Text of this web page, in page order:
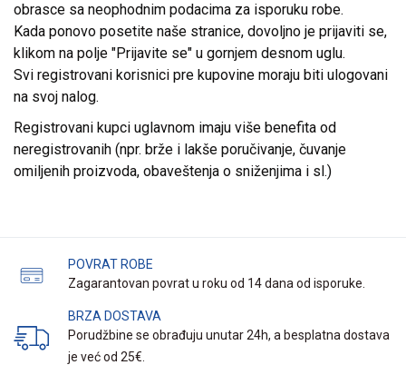
obrasce sa neophodnim podacima za isporuku robe.
Kada ponovo posetite naše stranice, dovoljno je prijaviti se,
klikom na polje "Prijavite se" u gornjem desnom uglu.
Svi registrovani korisnici pre kupovine moraju biti ulogovani
na svoj nalog.
Registrovani kupci uglavnom imaju više benefita od
neregistrovanih (npr. brže i lakše poručivanje, čuvanje
omiljenih proizvoda, obaveštenja o sniženjima i sl.)
POVRAT ROBE
Zagarantovan povrat u roku od 14 dana od isporuke.
BRZA DOSTAVA
Porudžbine se obrađuju unutar 24h, a besplatna dostava
je već od 25€.